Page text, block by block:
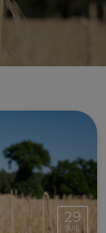
29
JUIL.